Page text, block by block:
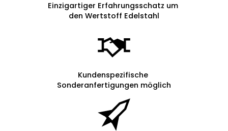
Einzigartiger Erfahrungsschatz um
den Wertstoff Edelstahl
Kundenspezifische
Sonderanfertigungen möglich